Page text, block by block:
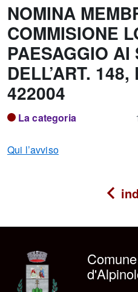
NOMINA
COMMISIONE
PAESAGGIO AI
DELL’ART.
422004
La categoria
Qui l’avviso